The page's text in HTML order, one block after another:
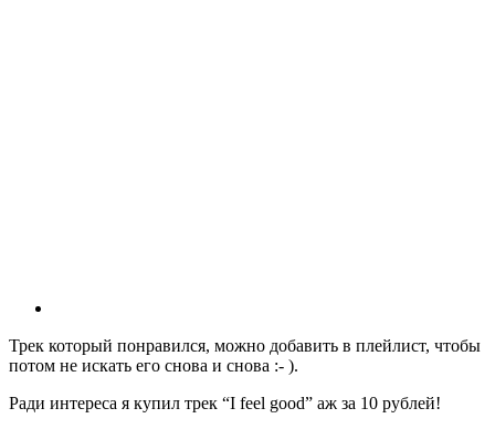
Трек который понравился, можно добавить в плейлист, чтобы
потом не искать его снова и снова :- ).
Ради интереса я купил трек “I feel good” аж за 10 рублей!